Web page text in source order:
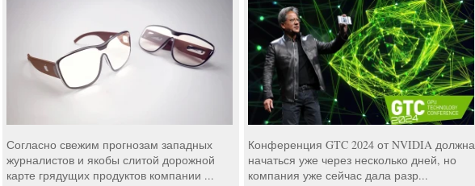
Согласно свежим прогнозам западных
журналистов и якобы слитой дорожной
карте грядущих продуктов компании ...
Конференция GTC 2024 от NVIDIA должна
начаться уже через несколько дней, но
компания уже сейчас дала разр...